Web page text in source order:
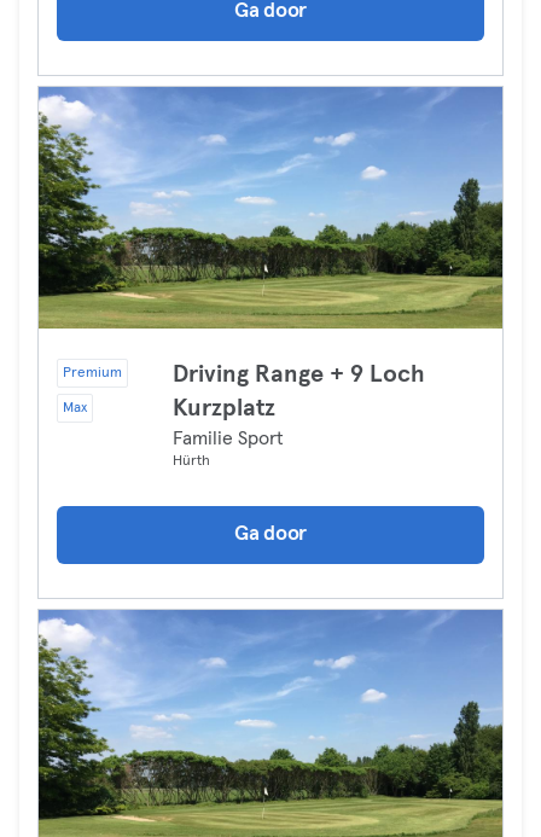
Ga door
Premium
Max
Driving Range + 9 Loch
Kurzplatz
Familie Sport
Hürth
Ga door